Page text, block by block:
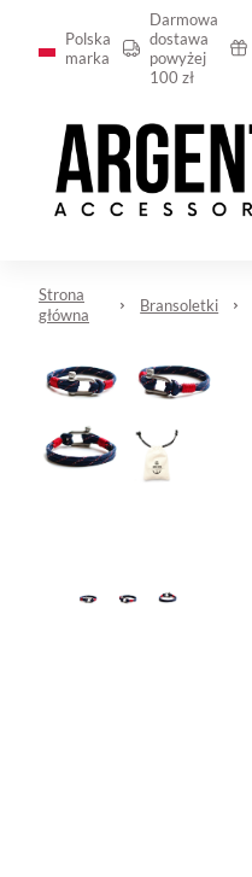
Polska
marka
Darmowa
dostawa
powyżej
100 zł
Strona
główna
Bransoletki